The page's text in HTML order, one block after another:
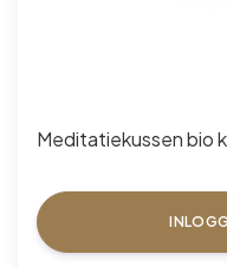
Meditatiekussen bio